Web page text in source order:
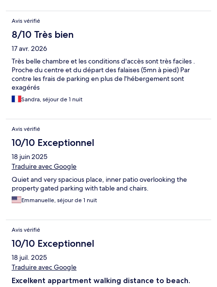
Avis vérifié
8/10 Très bien
17 avr. 2026
Très belle chambre et les conditions d'accès sont très faciles .
Proche du centre et du départ des falaises (5mn à pied) Par
contre les frais de parking en plus de l'hébergement sont
exagérés
Sandra, séjour de 1 nuit
Avis vérifié
10/10 Exceptionnel
18 juin 2025
Traduire avec Google
Quiet and very spacious place, inner patio overlooking the
property gated parking with table and chairs.
Emmanuelle, séjour de 1 nuit
Avis vérifié
10/10 Exceptionnel
18 juil. 2025
Traduire avec Google
Excelkent appartment walking distance to beach.